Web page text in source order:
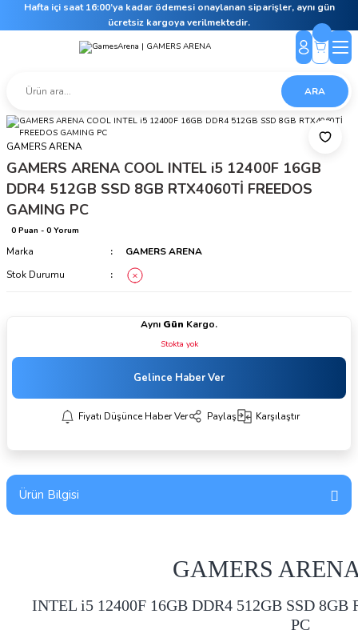
Hafta içi saat 16:00’ya kadar ödemesi onaylanan siparişler, aynı gün
ücretsiz kargoya verilmektedir.
ARA
GAMERS ARENA
GAMERS ARENA COOL INTEL i5 12400F 16GB
DDR4 512GB SSD 8GB RTX4060Tİ FREEDOS
GAMING PC
0 Puan - 0 Yorum
Marka
GAMERS ARENA
Stok Durumu
Aynı Gün Kargo.
Stokta yok
Gelince Haber Ver
Fiyatı Düşünce Haber Ver Paylaş Karşılaştır
Ürün Bilgisi
GAMERS
INTEL i5 12400F 16GB DDR4 512GB SSD
PC